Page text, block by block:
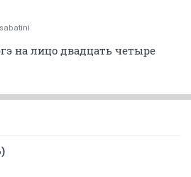
sabatini
на лицо двадцать четыре